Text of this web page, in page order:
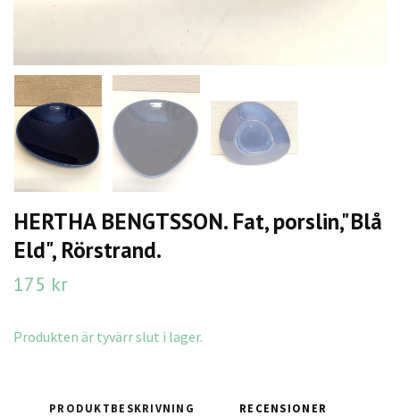
HERTHA BENGTSSON. Fat, porslin,"Blå
Eld", Rörstrand.
175 kr
Produkten är tyvärr slut i lager.
PRODUKTBESKRIVNING RECENSIONER